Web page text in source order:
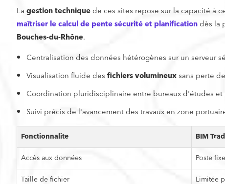
Lagestion techniquede ces sites repose sur la capacité à
maîtriser le calcul de pente sécurité et planificationdès la
Bouches-du-Rhône.
Centralisation des données hétérogènes sur un serveur
Visualisation fluide desfichiers volumineuxsans perte
Coordination pluridisciplinaire entre bureaux d'études et
Suivi précis de l'avancement des travaux en zone
Fonctionnalité BIM
Accès aux données
Poste
Taille de fichier
Limitée